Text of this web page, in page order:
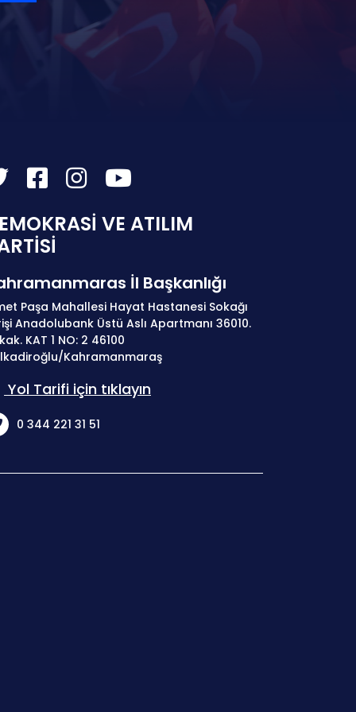
VE ATILIM
İl Başkanlığı
Paşa Mahallesi Hayat Hastanesi Sokağı
Anadolubank Üstü Aslı Apartmanı 36010.
KAT 1 NO: 2 46100
Kahramanmaraş
Yol Tarifi için tıklayın
0 344 221 31 51